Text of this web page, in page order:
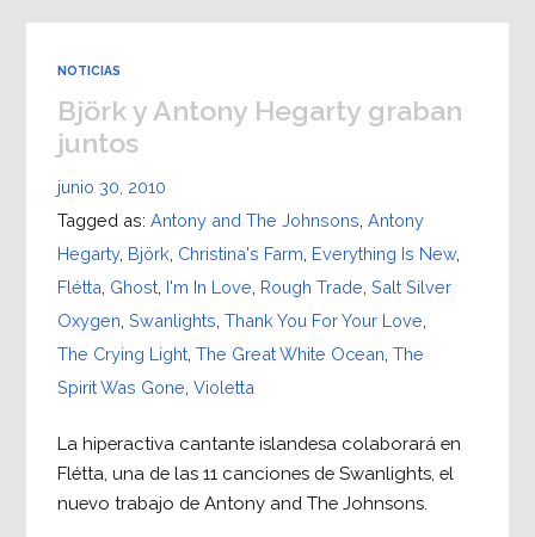
NOTICIAS
Björk y Antony Hegarty graban
juntos
junio 30, 2010
Tagged as: Antony and The Johnsons Antony
Hegarty, Björk Christina's Farm Everything Is New,
Flétta Ghost, I'm In Love Rough Trade Salt Silver
Oxygen Swanlights Thank You For Your Love
The Crying Light, The Great White Ocean The
Spirit Was Gone Violetta
La hiperactiva cantante islandesa colaborará en
Flétta, una de las 11 canciones de Swanlights, el
nuevo trabajo de Antony and The Johnsons.